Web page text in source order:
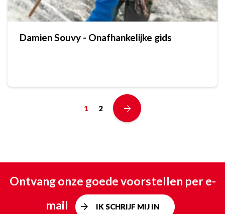
Damien Souvy - Onafhankelijke gids
1 2
Ontvang onze goede voorstellen per e-
mail
IK SCHRIJF MIJ IN